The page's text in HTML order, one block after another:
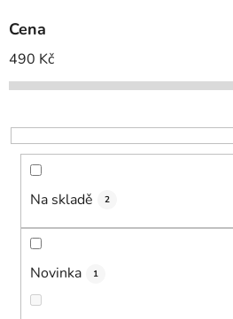
p
r
o
d
k
t
Cena
490 Kč
Na skladě 2
Novinka 1